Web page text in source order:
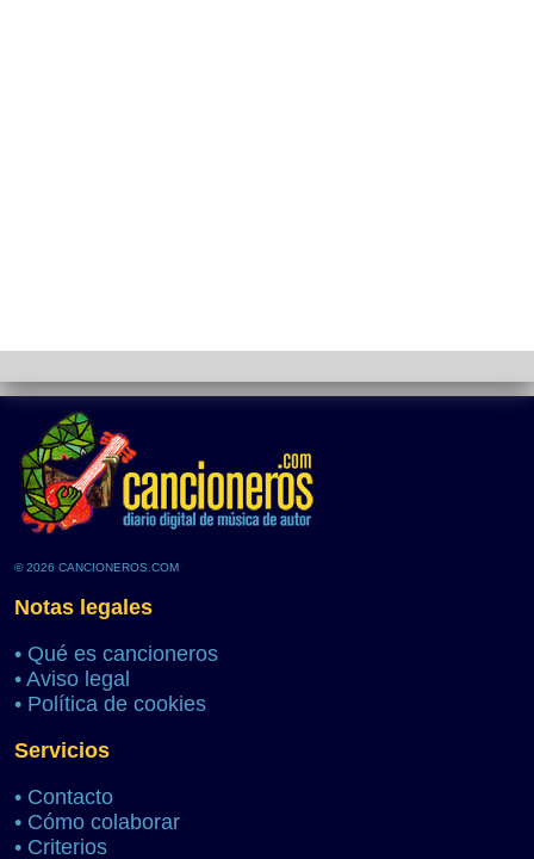
© 2026 CANCIONEROS.COM
Notas legales
• Qué es cancioneros
• Aviso legal
• Política de cookies
Servicios
• Contacto
• Cómo colaborar
• Criterios